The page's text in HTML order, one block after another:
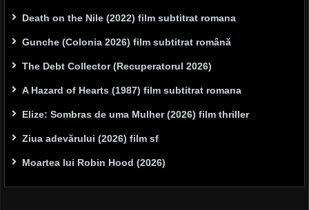
Death on the Nile (2022) film subtitrat romana
Gunche (Colonia 2026) film subtitrat română
The Debt Collector (Recuperatorul 2026)
A Hazard of Hearts (1987) film subtitrat romana
Elize: Sombras de uma Mulher (2026) film thriller
Ziua adevărului (2026) film sf
Moartea lui Robin Hood (2026)